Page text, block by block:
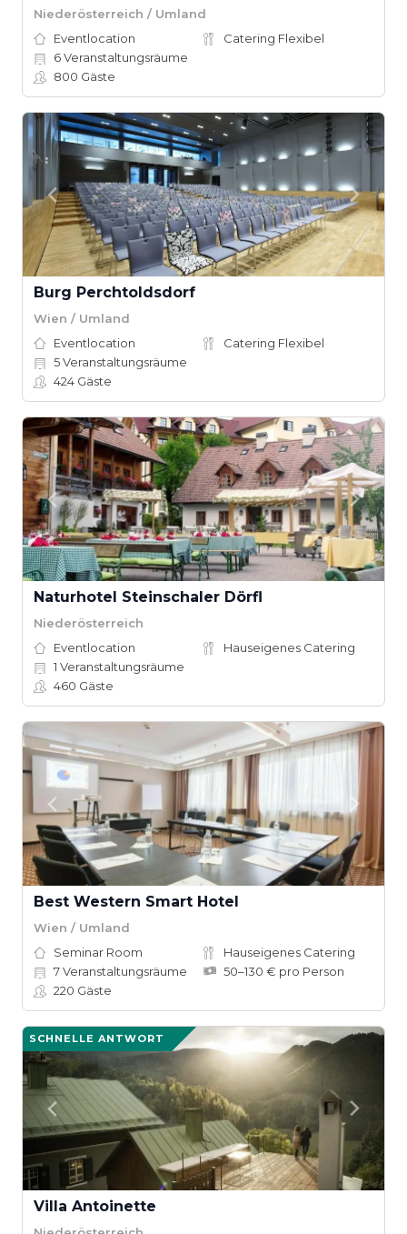
Niederösterreich / Umland
Eventlocation
Catering Flexibel
6Veranstaltungsräume
800 Gäste
Burg Perchtoldsdorf
Wien / Umland
Eventlocation
Catering Flexibel
5Veranstaltungsräume
424 Gäste
Naturhotel Steinschaler Dörfl
Niederösterreich
Eventlocation
Hauseigenes Catering
1 Veranstaltungsräume
460 Gäste
Best Western Smart Hotel
Wien / Umland
Seminar Room
Hauseigenes Catering
7Veranstaltungsräume
50–130 € pro Person
220 Gäste
SCHNELLE ANTWORT
Villa Antoinette